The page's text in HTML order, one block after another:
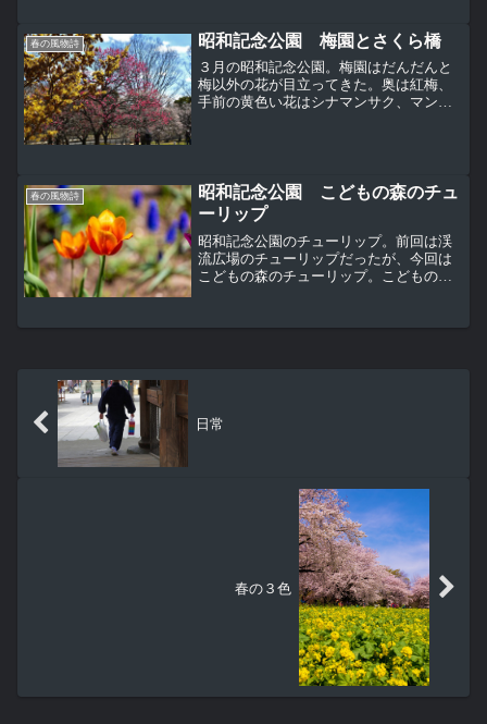
春の風物詩 昭和記念公園 梅園とさくら橋
３月の昭和記念公園。梅園はだんだんと
梅以外の花が目立ってきた。奥は紅梅、
手前の黄色い花はシナマンサク、マンサ
春の風物詩
昭和記念公園 こどもの森のチュ
ーリップ
昭和記念公園のチューリップ。前回は渓
流広場のチューリップだったが、今回は
こどもの森のチューリップ。こどもの森
品種のチューリップと違って、野生の品
日常
春の３色